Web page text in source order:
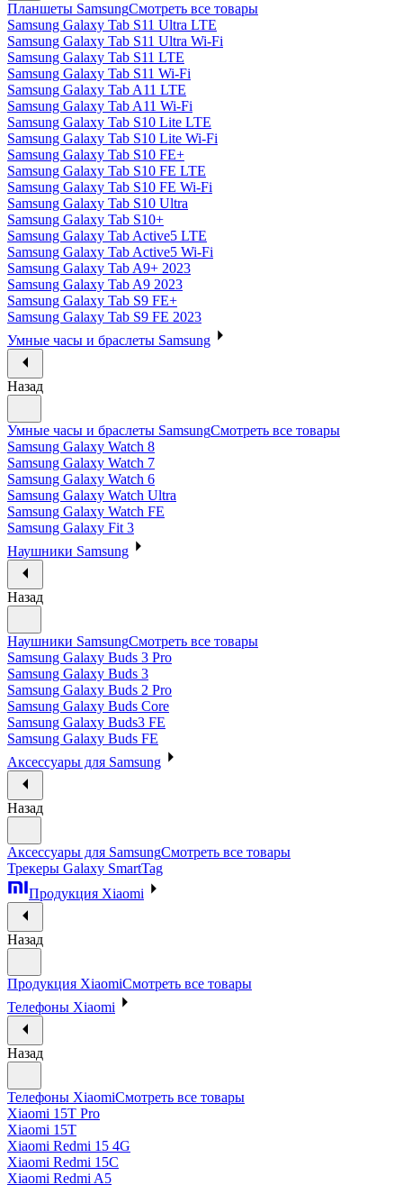
Планшеты SamsungСмотреть все товары
Samsung Galaxy Tab S11 Ultra LTE
Samsung Galaxy Tab S11 Ultra Wi-Fi
Samsung Galaxy Tab S11 LTE
Samsung Galaxy Tab S11 Wi-Fi
Samsung Galaxy Tab A11 LTE
Samsung Galaxy Tab A11 Wi-Fi
Samsung Galaxy Tab S10 Lite LTE
Samsung Galaxy Tab S10 Lite Wi-Fi
Samsung Galaxy Tab S10 FE+
Samsung Galaxy Tab S10 FE LTE
Samsung Galaxy Tab S10 FE Wi-Fi
Samsung Galaxy Tab S10 Ultra
Samsung Galaxy Tab S10+
Samsung Galaxy Tab Active5 LTE
Samsung Galaxy Tab Active5 Wi-Fi
Samsung Galaxy Tab A9+ 2023
Samsung Galaxy Tab A9 2023
Samsung Galaxy Tab S9 FE+
Samsung Galaxy Tab S9 FE 2023
Умные часы и браслеты Samsung
Назад
Умные часы и браслеты SamsungСмотреть все товары
Samsung Galaxy Watch 8
Samsung Galaxy Watch 7
Samsung Galaxy Watch 6
Samsung Galaxy Watch Ultra
Samsung Galaxy Watch FE
Samsung Galaxy Fit 3
Наушники Samsung
Назад
Наушники SamsungСмотреть все товары
Samsung Galaxy Buds 3 Pro
Samsung Galaxy Buds 3
Samsung Galaxy Buds 2 Pro
Samsung Galaxy Buds Core
Samsung Galaxy Buds3 FE
Samsung Galaxy Buds FE
Аксессуары для Samsung
Назад
Аксессуары для SamsungСмотреть все товары
Трекеры Galaxy SmartTag
Продукция Xiaomi
Назад
Продукция XiaomiСмотреть все товары
Телефоны Xiaomi
Назад
Телефоны XiaomiСмотреть все товары
Xiaomi 15T Pro
Xiaomi 15T
Xiaomi Redmi 15 4G
Xiaomi Redmi 15C
Xiaomi Redmi A5